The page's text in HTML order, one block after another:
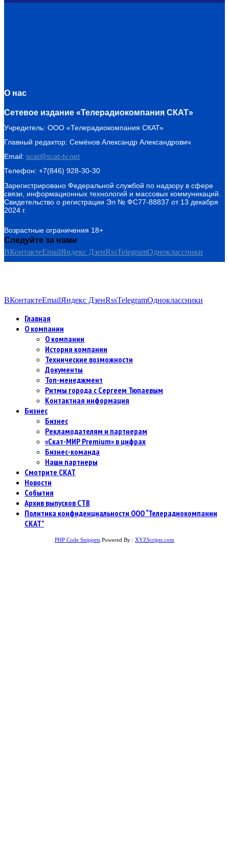
О нас
Сетевое издание «Телерадиокомпания СКАТ»
Учредитель: ООО «Телерадиокомпания СКАТ»
Главный редактор: Семёнов Александр Александрович
Email: scat@scat-tv.net
Телефон: +7(846) 928-30-30
Зарегистрировано Федеральной службой по надзору в сфере
связи, информационных технологий и массовых коммуникаций.
Свидетельство о регистрации Эл № ФС77-88837 от 13 декабря
2024 г.
Возрастные ограничения 18+
Следуйте за нами
ВКонтактеEmailЯндекс ДзенRssTelegramОдноклассники
ВКонтактеEmailЯндекс ДзенRssTelegramОдноклассники
Главная
О компании
О компании
История компании
Технические возможности
Документы
Топ-менеджмент
Ритмы города с Сергеем Тюпаевым
Контактная информация
Бизнес
Бизнес
Рекламодателям и партнерам
«Скат-МИР Premium» в цифрах
Бизнес-команда
Наши партнеры
Смотрите СКАТ
Новости
События
Архив выпусков СТВ
Политика конфиденциальности ООО “Телерадиокомпании
СКАТ”
PHP Code Snippets Powered By : XYZScripts.com